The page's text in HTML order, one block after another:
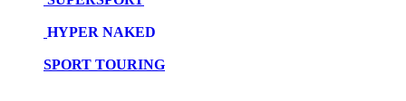
HYPER NAKED
SPORT TOURING